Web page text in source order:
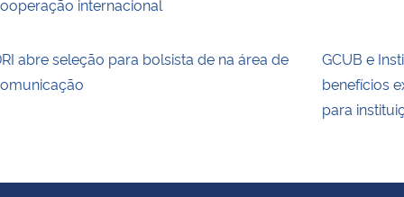
internacional
abre seleção para bolsista de na área de
GCUB e
benefícios
para